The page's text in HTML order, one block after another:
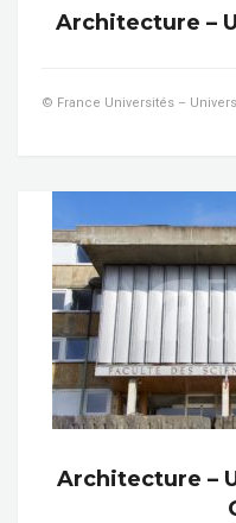
Architecture –
© France Universités –
Architecture –